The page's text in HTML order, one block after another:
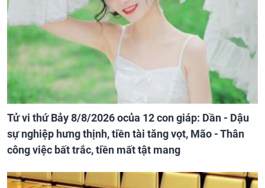
Tử vi thứ Bảy 8/8/2026 ocủa 12 con giáp: Dần - Dậu
sự nghiệp hưng thịnh, tiền tài tăng vọt, Mão - Thân
công việc bất trắc, tiền mất tật mang